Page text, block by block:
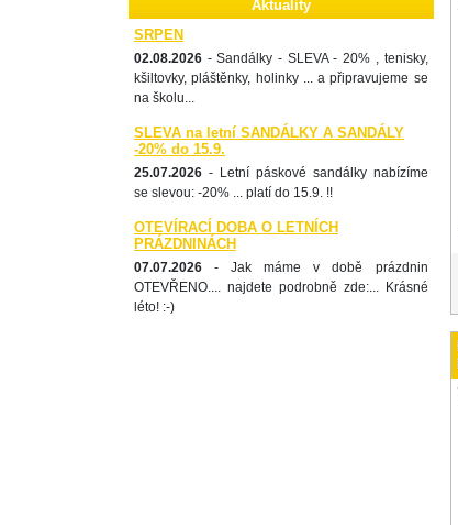
Aktuality
SRPEN
02.08.2026 - Sandálky - SLEVA - 20% , tenisky,
kšiltovky, pláštěnky, holinky ... a připravujeme se
na školu...
SLEVA na letní SANDÁLKY A SANDÁLY
-20% do 15.9.
25.07.2026 - Letní páskové sandálky nabízíme
se slevou: -20% ... platí do 15.9. !!
OTEVÍRACÍ DOBA O LETNÍCH
PRÁZDNINÁCH
07.07.2026 - Jak máme v době prázdnin
OTEVŘENO.... najdete podrobně zde:... Krásné
léto! :-)